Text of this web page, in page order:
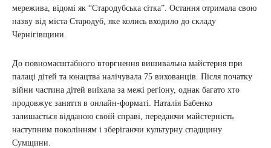
мережива, відомі як “Стародубська сітка”. Остання отримала свою
назву від міста Стародуб, яке колись входило до складу
Чернігівщини.
До повномасштабного вторгнення вишивальна майстерня при
палаці дітей та юнацтва налічувала 75 вихованців. Після початку
війни частина дітей виїхала за межі регіону, однак багато хто
продовжує заняття в онлайн-форматі. Наталія Бабенко
залишається відданою своїй справі, передаючи майстерність
наступним поколінням і зберігаючи культурну спадщину
Сумщини.